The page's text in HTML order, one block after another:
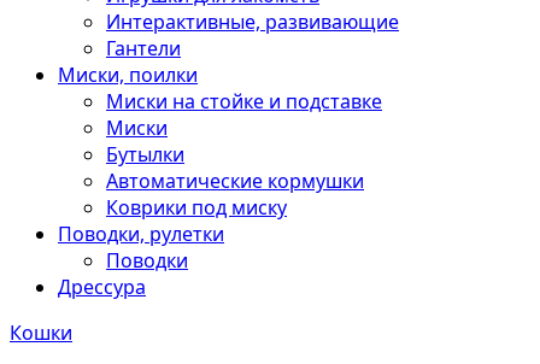
Интерактивные, развивающие
Гантели
Миски, поилки
Миски на стойке и подставке
Миски
Бутылки
Автоматические кормушки
Коврики под миску
Поводки, рулетки
Поводки
Дрессура
Кошки